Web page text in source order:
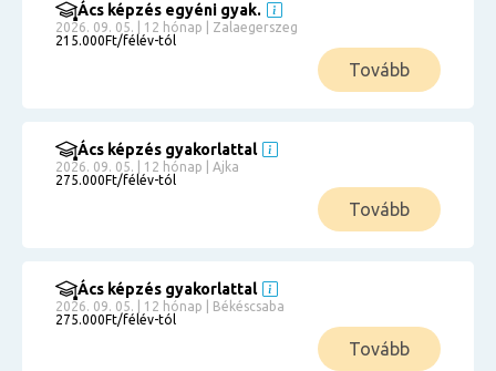
Ács képzés egyéni gyak.
2026. 09. 05. | 12 hónap | Zalaegerszeg
215.000Ft/félév-tól
Tovább
Ács képzés gyakorlattal
2026. 09. 05. | 12 hónap | Ajka
275.000Ft/félév-tól
Tovább
Ács képzés gyakorlattal
2026. 09. 05. | 12 hónap | Békéscsaba
275.000Ft/félév-tól
Tovább